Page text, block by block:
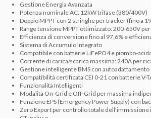
Gestione Energia Avanzata
Potenza nominale AC: 12kW trifase (380/400V)
Doppio MPPT con 2 stringhe per tracker (fino a
Range tensione MPPT ottimizzato: 200-650V
Efficienza di conversione fino al 97,6% e
Sistema di Accumulo Integrato
Compatibile con batterie LiFePO4 e piombo-
Corrente di carica/scarica massima: 240A per
Gestione intelligente BMS con autoadattamento
Compatibilità certificata CEI 0-21 con batterie V-
Funzionalità Intelligenti
Modalità On-Grid e Off-Grid per massima
Funzione EPS (Emergency Power Supply) con
Zero Export per controllo totale